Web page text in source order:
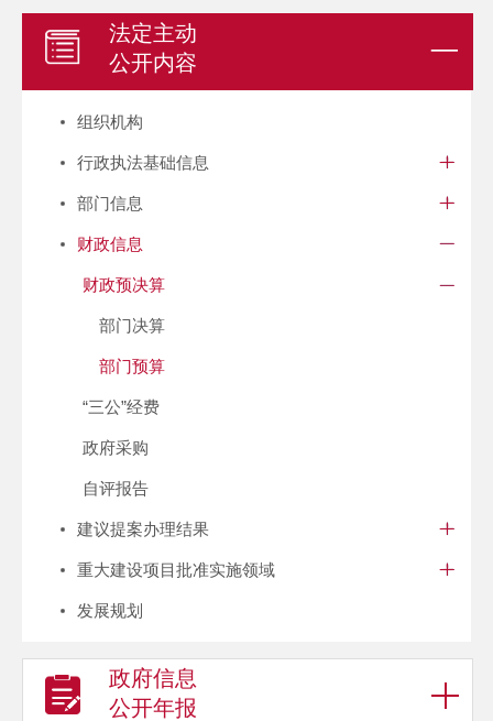
法定主动
公开内容
组织机构
行政执法基础信息
部门信息
财政信息
财政预决算
部门决算
部门预算
“三公”经费
政府采购
自评报告
建议提案办理结果
重大建设项目批准实施领域
发展规划
政府信息
公开年报